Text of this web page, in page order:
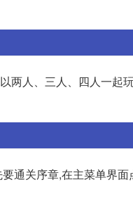
两人、三人、四人一起
通关序章,在主菜单界